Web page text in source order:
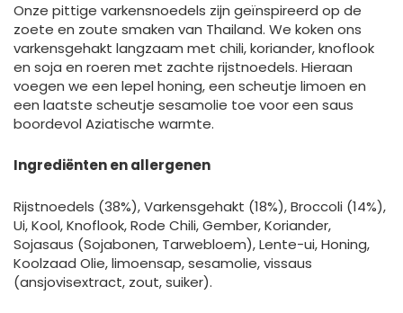
Onze pittige varkensnoedels zijn geïnspireerd op de
zoete en zoute smaken van Thailand. We koken ons
varkensgehakt langzaam met chili, koriander, knoflook
en soja en roeren met zachte rijstnoedels. Hieraan
voegen we een lepel honing, een scheutje limoen en
een laatste scheutje sesamolie toe voor een saus
boordevol Aziatische warmte.
Ingrediënten en allergenen
Rijstnoedels (38%), Varkensgehakt (18%), Broccoli (14%),
Ui, Kool, Knoflook, Rode Chili, Gember, Koriander,
Sojasaus (Sojabonen, Tarwebloem), Lente-ui, Honing,
Koolzaad Olie, limoensap, sesamolie, vissaus
(ansjovisextract, zout, suiker).